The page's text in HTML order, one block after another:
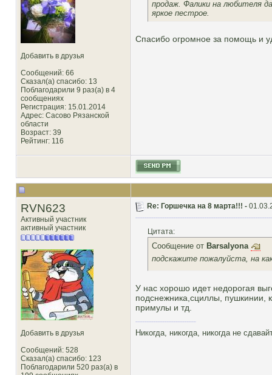
Добавить в друзья
Сообщений: 66
Сказал(а) спасибо: 13
Поблагодарили 9 раз(а) в 4
сообщениях
Регистрация: 15.01.2014
Адрес: Сасово Рязанской
области
Возраст: 39
Рейтинг: 116
продаж. Фалики на любителя
яркое пестрое.
Спасибо огромное за помощь и
RVN623
Активный участник
активный участник
Добавить в друзья
Сообщений: 528
Сказал(а) спасибо: 123
Поблагодарили 520 раз(а) в
Re: Горшечка на 8 марта!!! -
Цитата:
Сообщение от Barsalyona
подскажите пожалуйста, на
У нас хорошо идет недорогая
подснежника,сциллы, пушкинии,
примулы и тд.
Никогда, никогда, никогда не